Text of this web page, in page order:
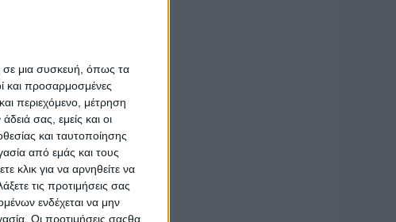
σε μια συσκευή, όπως τα
και προσαρμοσμένες
περιεχόμενο, μέτρηση
σας, εμείς και οι
και ταυτοποίησης
από εμάς και τους
κλικ για να αρνηθείτε να
τις προτιμήσεις σας
ενδέχεται να μην
Οι προτιμήσεις σαςθα
των τοπικών
της
Ευρωπαϊκού
δράση
και των